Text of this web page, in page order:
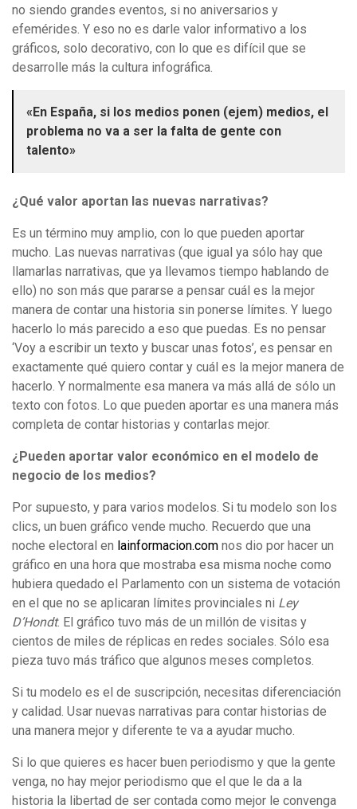
no siendo grandes eventos, si no aniversarios y
efemérides. Y eso no es darle valor informativo a los
gráficos, solo decorativo, con lo que es difícil que se
desarrolle más la cultura infográfica.
«En España, si los medios ponen (ejem) medios, el
problema no va a ser la falta de gente con
talento»
¿Qué valor aportan las nuevas narrativas?
Es un término muy amplio, con lo que pueden aportar
mucho. Las nuevas narrativas (que igual ya sólo hay que
llamarlas narrativas, que ya llevamos tiempo hablando de
ello) no son más que pararse a pensar cuál es la mejor
manera de contar una historia sin ponerse límites. Y luego
hacerlo lo más parecido a eso que puedas. Es no pensar
‘Voy a escribir un texto y buscar unas fotos’, es pensar en
exactamente qué quiero contar y cuál es la mejor manera de
hacerlo. Y normalmente esa manera va más allá de sólo un
texto con fotos. Lo que pueden aportar es una manera más
completa de contar historias y contarlas mejor.
¿Pueden aportar valor económico en el modelo de
negocio de los medios?
Por supuesto, y para varios modelos. Si tu modelo son los
clics, un buen gráfico vende mucho. Recuerdo que una
noche electoral en lainformacion.com nos dio por hacer un
gráfico en una hora que mostraba esa misma noche como
hubiera quedado el Parlamento con un sistema de votación
en el que no se aplicaran límites provinciales ni Ley
D’Hondt. El gráfico tuvo más de un millón de visitas y
cientos de miles de réplicas en redes sociales. Sólo esa
pieza tuvo más tráfico que algunos meses completos.
Si tu modelo es el de suscripción, necesitas diferenciación
y calidad. Usar nuevas narrativas para contar historias de
una manera mejor y diferente te va a ayudar mucho.
Si lo que quieres es hacer buen periodismo y que la gente
venga, no hay mejor periodismo que el que le da a la
historia la libertad de ser contada como mejor le convenga